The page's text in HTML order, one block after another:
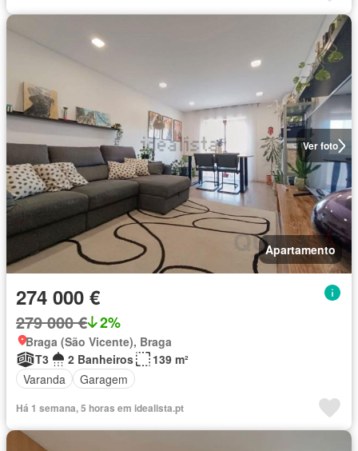
Ver foto
Apartamento
274 000 €
279 000 € 2%
Braga (São Vicente), Braga
T3
2 Banheiros
139 m²
Varanda
Garagem
Há 1 semana, 5 horas em idealista.pt